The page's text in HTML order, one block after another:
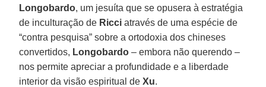
Longobardo, um jesuíta que se opusera à estratégia
de inculturação de Ricci através de uma espécie de
“contra pesquisa” sobre a ortodoxia dos chineses
convertidos, Longobardo – embora não querendo –
nos permite apreciar a profundidade e a liberdade
interior da visão espiritual deXu.